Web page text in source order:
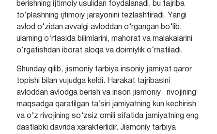
berishning ijtimoiy usulidan foydalanadi, bu tajriba
to‘plashning ijtimoiy jarayonini tezlashtiradi. Yangi
avlod o‘zidan avvalgi avloddan o‘rgangan bo‘lib,
ularning o‘rtasida bilimlarini, mahorat va malakalarini
o‘rgatishdan iborat aloqa va doimiylik o‘rnatiladi.
Shunday qilib, jismoniy tarbiya insoniy jamiyat qaror
topishi bilan vujudga keldi. Harakat tajribasini
avloddan avlodga berish va inson jismoniy rivojining
maqsadga qaratilgan ta’siri jamiyatning kun kechirish
va o‘z rivojining so‘zsiz omili sifatida jamiyatning eng
dastlabki davrida xarakterlidir. Jismoniy tarbiya